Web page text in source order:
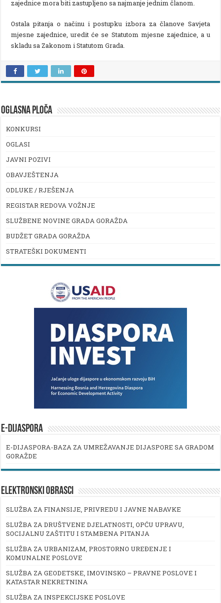
zajednice mora biti zastupljeno sa najmanje jednim članom.
Ostala pitanja o načinu i postupku izbora za članove Savjeta
mjesne zajednice, uredit će se Statutom mjesne zajednice, a u
skladu sa Zakonom i Statutom Grada.
OGLASNA PLOČA
KONKURSI
OGLASI
JAVNI POZIVI
OBAVJEŠTENJA
ODLUKE / RJEŠENJA
REGISTAR REDOVA VOŽNJE
SLUŽBENE NOVINE GRADA GORAŽDA
BUDŽET GRADA GORAŽDA
STRATEŠKI DOKUMENTI
E-DIJASPORA
E-DIJASPORA-BAZA ZA UMREŽAVANJE DIJASPORE SA GRADOM
GORAŽDE
ELEKTRONSKI OBRASCI
SLUŽBA ZA FINANSIJE, PRIVREDU I JAVNE NABAVKE
SLUŽBA ZA DRUŠTVENE DJELATNOSTI, OPĆU UPRAVU,
SOCIJALNU ZAŠTITU I STAMBENA PITANJA
SLUŽBA ZA URBANIZAM, PROSTORNO UREĐENJE I
KOMUNALNE POSLOVE
SLUŽBA ZA GEODETSKE, IMOVINSKO – PRAVNE POSLOVE I
KATASTAR NEKRETNINA
SLUŽBA ZA INSPEKCIJSKE POSLOVE